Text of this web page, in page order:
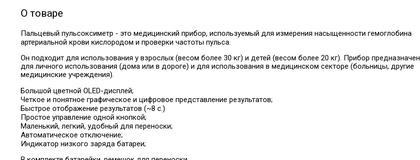
О товаре
Пальцевый пульсоксиметр - это медицинский прибор, используемый для измерения насыщенности гемоглобина
артериальной крови кислородом и проверки частоты пульса.
Он подходит для использования у взрослых (весом более 30 кг) и детей (весом более 20 кг). Прибор предназначен
для личного использования (дома или в дороге) и для использования в медицинском секторе (больницы, другие
медицинские учреждения).
Большой цветной OLED-дисплей;
Четкое и понятное графическое и цифровое представление результатов;
Быстрое отображение результатов (~8 с.)
Простое управление одной кнопкой;
Маленький, легкий, удобный для переноски;
Автоматическое отключение;
Индикатор низкого заряда батареи;